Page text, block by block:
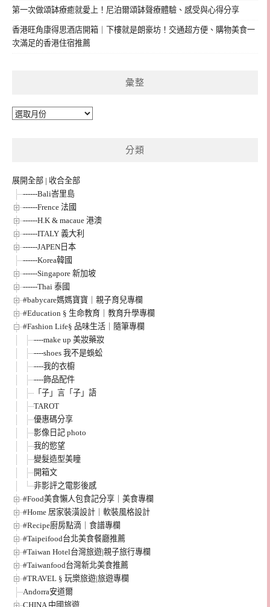
第一次做頌缽療癒就愛上！尼泊爾頌缽聲療體驗、感受與心得分享
香港旺角康得思酒店開箱｜下樓就是朗豪坊！交通超方便、購物美食一
次滿足的香港住宿推薦
彙整
彙
分類
展開全部 | 收合全部
------Bali峇里島
------Frence 法國
------H.K & macaue 港澳
------ITALY 義大利
------JAPEN日本
------Korea韓國
------Singapore 新加坡
------Thai 泰國
#babycare媽媽寶寶｜親子育兒專欄
#Education § 生命教育｜教育升學專欄
#Fashion Life§ 品味生活｜隨筆專欄
----make up 美妝藥妝
----shoes 我不是蜈蚣
----我的衣櫥
----飾品配件
「子」言「子」語
TAROT
優惠碼分享
影像日記 photo
我的慾望
變髮造型美瞳
開箱文
非影評之電影後感
#Food美食懶人包食記分享｜美食專欄
#Home 居家裝潢設計｜軟裝風格設計
#Recipe廚房點滴｜食譜專欄
#Taipeifood台北美食餐廳推薦
#Taiwan Hotel台灣旅遊|親子旅行專欄
#Taiwanfood台灣新北美食推薦
#TRAVEL § 玩樂旅遊|旅遊專欄
Andorra安道爾
CHINA 中國旅遊